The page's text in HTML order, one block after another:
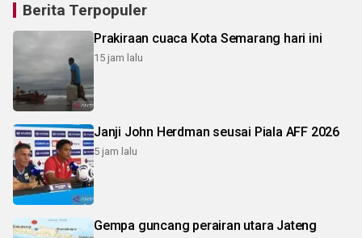
Berita Terpopuler
Prakiraan cuaca Kota Semarang hari ini
15 jam lalu
Janji John Herdman seusai Piala AFF 2026
5 jam lalu
Gempa guncang perairan utara Jateng